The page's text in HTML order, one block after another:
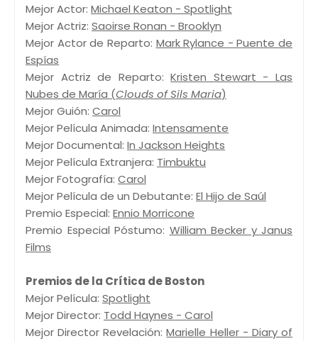
Mejor Actor: Michael Keaton - Spotlight
Mejor Actriz: Saoirse Ronan - Brooklyn
Mejor Actor de Reparto: Mark Rylance - Puente de
Espías
Mejor Actriz de Reparto:Kristen Stewart - Las
Nubes de María (Clouds of Sils Maria)
Mejor Guión: Carol
Mejor Película Animada: Intensamente
Mejor Documental: In Jackson Heights
Mejor Película Extranjera: Timbuktu
Mejor Fotografía: Carol
Mejor Película de un Debutante: El Hijo de Saúl
Premio Especial: Ennio Morricone
Premio Especial Póstumo: William Becker y Janus
Films
Premios de la Crítica de Boston
Mejor Película: Spotlight
Mejor Director: Todd Haynes - Carol
Mejor Director Revelación:Marielle Heller - Diary of